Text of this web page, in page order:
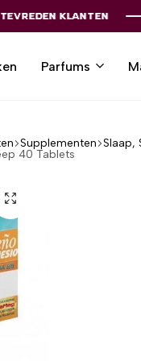
Parfums
Supplementen Slaap,
40 Tablets